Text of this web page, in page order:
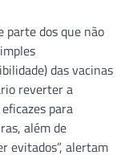
parte dos que não
das vacinas
reverter a
para
além de
evitados”, alertam